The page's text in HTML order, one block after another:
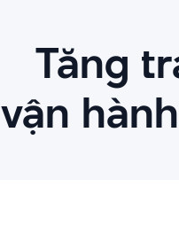
Tăng
vận